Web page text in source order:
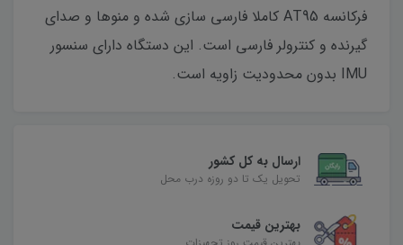
فرکانسه AT95 کاملا فارسی سازی شده و منوها و صدای
گیرنده و کنترولر فارسی است. این دستگاه دارای سنسور
IMU بدون محدودیت زاویه است.
ارسال به کل کشور
تحویل یک تا دو روزه درب محل
بهترین قیمت